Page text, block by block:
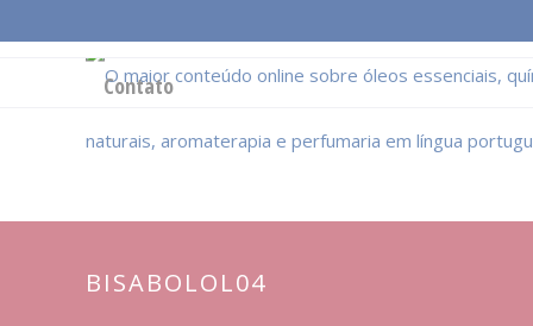
Contato
BISABOLOL04